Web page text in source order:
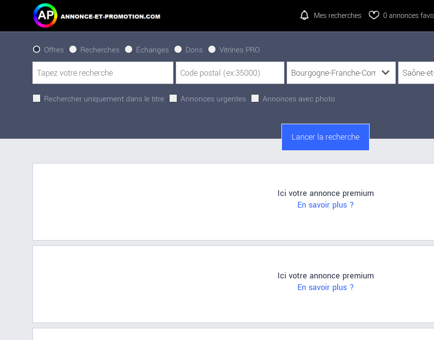
Mes recherches 0annonces
Offres Recherches Échanges Dons Vitrines PRO
Rechercher uniquement dans le titre Annonces urgentes Annonces avec photo
Ici votre annonce premium
En savoir plus ?
Ici votre annonce premium
En savoir plus ?